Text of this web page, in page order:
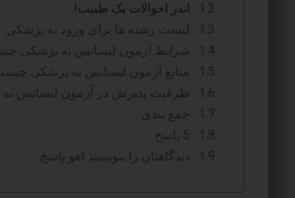
اندر احوالات یک طبیب!
لیست رشته ها برای ورود به پزشکی
شرایط آزمون لیسانس به پزشکی
منابع آزمون لیسانس به پزشکی
ظرفیت پذیرش در آزمون لیسانس
جمع بندی
5 پاسخ
دیدگاهتان را بنویسید لغو پاسخ